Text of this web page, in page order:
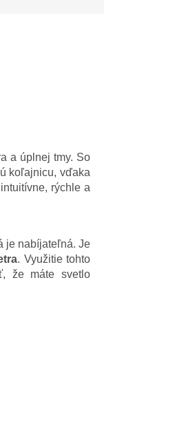
a úplnej tmy. So
koľajnicu, vďaka
rýchle a
je nabíjateľná. Je
. Využitie tohto
že máte svetlo